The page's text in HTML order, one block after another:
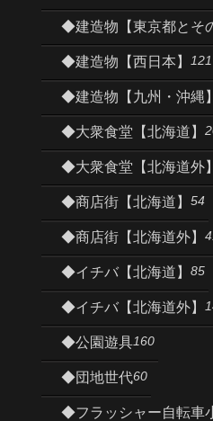
◆建造物【東京都とそ
◆建造物【西日本】 121
◆建造物【九州・沖縄】
◆大衆食堂【北海道】
◆大衆食堂【北海道外】
◆商店街【北海道】 54
◆商店街【北海道外】
◆イチバ【北海道】 85
◆イチバ【北海道外】
◆公園遊具160
◆団地世代60
◆フラッシャー自転車